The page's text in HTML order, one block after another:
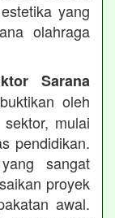
yang
olahraga
Sarana
oleh
mulai
pendidikan.
sangat
proyek
awal.